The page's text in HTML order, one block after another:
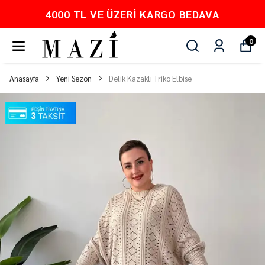
PEŞİN FİYATINA 3 TAKSİT
0
Anasayfa Yeni Sezon Delik Kazaklı Triko Elbise